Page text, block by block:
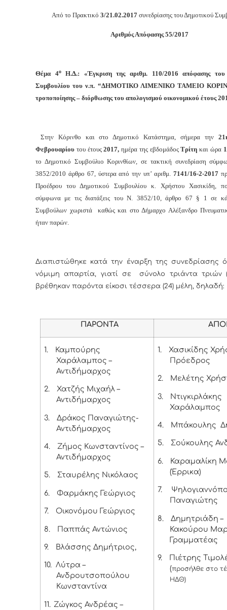
Από το Πρακτικό 3/21.02.2017συνεδρίασης του Δημοτικού
Αριθμός Απόφασης 55/2017
Θέμα 4οΗ.Δ.: «Έγκριση της αριθμ. 110/2016 απόφασης του
Συμβουλίου του ν.π. “ΔΗΜΟΤΙΚΟ ΛΙΜΕΝΙΚΟ ΤΑΜΕΙΟ
τροποποίησης – διόρθωσης του απολογισμού οικονομικού έτους
Στην Κόρινθο και στο Δημοτικό Κατάστημα, σήμερα την
Φεβρουαρίου του έτους2017, ημέρα της εβδομάδοςΤρίτη και ώρα
το Δημοτικό Συμβούλιο Κορινθίων, σε τακτική συνεδρίαση
3852/2010 άρθρο 67, ύστερα από την υπ’ αριθμ. 7141/16-2-2017
Προέδρου του Δημοτικού Συμβουλίου κ. Χρήστου Χασικίδη,
σύμφωνα με τις διατάξεις του Ν. 3852/10, άρθρο 67 § 1 σε
Συμβούλων χωριστά καθώς και στο Δήμαρχο Αλέξανδρο
ήταν παρών.
Διαπιστώθηκε κατά την έναρξη της συνεδρίασης
νόμιμη απαρτία, γιατί σε σύνολο τριάντα τριών
βρέθηκαν παρόντα είκοσι τέσσερα (24) μέλη, δηλαδή:
ΠΑΡΟΝΤΑ
1.
Καμπούρης
Χαράλαμπος –
Αντιδήμαρχος
2.
Χατζής Μιχαήλ –
Αντιδήμαρχος
3.
Δράκος Παναγιώτης-
Αντιδήμαρχος
4.
Ζήμος Κωνσταντίνος –
Αντιδήμαρχος
5. Σταυρέλης Νικόλαος
6. Φαρμάκης Γεώργιος
7. Οικονόμου Γεώργιος
8. Παππάς Αντώνιος
9. Βλάσσης Δημήτριος,
10. Λύτρα –
Ανδρουτσοπούλου
Κωνσταντίνα
11. Ζώγκος Ανδρέας –
1.
Χασικίδης
Πρόεδρος
2. Μελέτης
3.
Ντιγκιρλάκης
Χαράλαμπος
4. Μπάκουλης
5. Σούκουλης
6.
Καραμαλίκη
(Έρρικα)
7.
Παναγιώτης
8.
Δημητριάδη –
Κακούρου
Γραμματέας
9.
Πιέτρης
(προσήλθε στο
ΗΔΘ)